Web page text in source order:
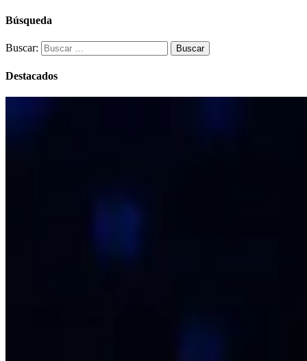
Búsqueda
Buscar:
Destacados